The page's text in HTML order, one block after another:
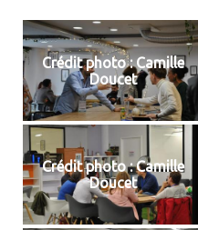
Crédit photo : Camille
Doucet
Crédit photo : Camille
Doucet